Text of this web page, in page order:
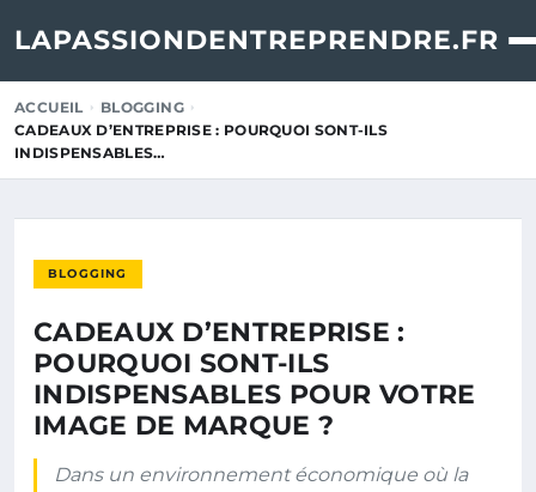
LAPASSIONDENTREPRENDRE.FR
ACCUEIL
BLOGGING
CADEAUX D’ENTREPRISE : POURQUOI SONT-ILS
INDISPENSABLES…
BLOGGING
CADEAUX D’ENTREPRISE :
POURQUOI SONT-ILS
INDISPENSABLES POUR VOTRE
IMAGE DE MARQUE ?
Dans un environnement économique où la